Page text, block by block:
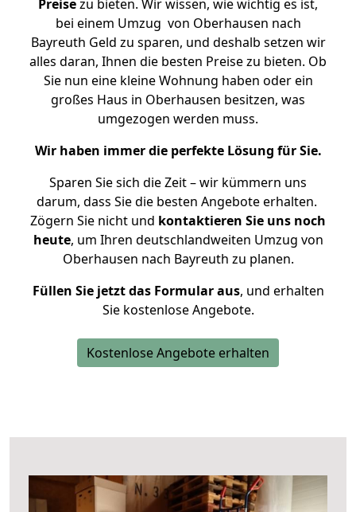
Preisezu bieten. Wir wissen, wie wichtig es ist,
bei einem Umzug von Oberhausen nach
Bayreuth Geld zu sparen, und deshalb setzen wir
alles daran, Ihnen die besten Preise zu bieten. Ob
Sie nun eine kleine Wohnung haben oder ein
großes Haus in Oberhausen besitzen, was
umgezogen werden muss.
Wir haben immer die perfekte Lösung für Sie.
Sparen Sie sich die Zeit – wir kümmern uns
darum, dass Sie die besten Angebote erhalten.
Zögern Sie nicht und kontaktieren Sie uns noch
heute, um Ihren deutschlandweiten Umzug von
Oberhausen nach Bayreuth zu planen.
Füllen Sie jetzt das Formular aus, und erhalten
Sie kostenlose Angebote.
Kostenlose Angebote erhalten